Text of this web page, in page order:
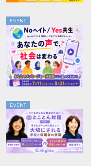
EVENT
EVENT